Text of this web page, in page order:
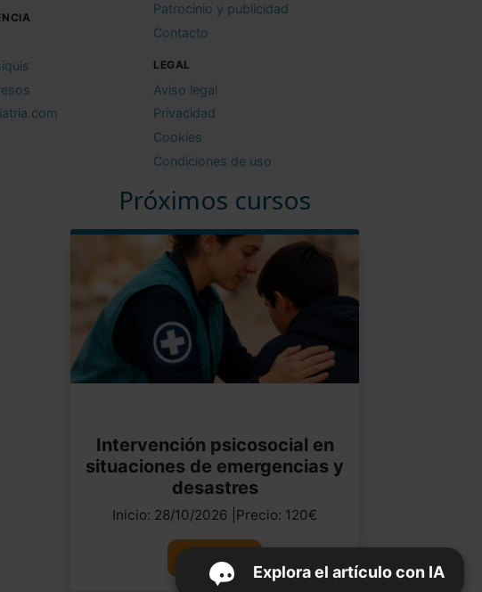
Próximos cursos
Intervención psicosocial en
situaciones de emergencias y
desastres
Inicio: 28/10/2026 |Precio: 120€
Ver curso
Explora el artículo con IA
Patrocinio y publicidad
Contacto
LEGAL
Aviso legal
Privacidad
Cookies
Condiciones de uso